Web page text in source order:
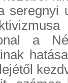
seregnyi
a